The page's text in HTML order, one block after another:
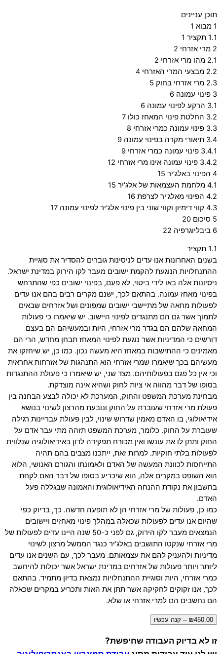
תוכן עניינים
1 מבוא 1
1.1 תקציר 1
2 מרי אזרחי 2
2.1 מהו מרי אזרחי 2
2.2 מבצעי המרי האזרחי 4
2.3 מרי אזרחי בחוק 5
3 פינוי עמונה 6
3.1 הרקע לפינוי עמונה 6
3.2 החלטת פינוי המאחז כולו 7
3.3 פינוי עמונה כמרי אזרחי 8
3.4 תיאורי מקרה בפינוי עמונה 9
3.4.1 פינוי עמונה כמרי אזרחי 9
3.4.2 פינוי עמונה אינו מרי אזרחי 12
4 הפינוי באלג'יר 15
4.1 מלחמת העצמאות של אלג'יר 15
4.2 הפינוי מאלג'יר לצרפת 16
4.3 קווי דימיון וקווי שוני בין פינוי אלג'יר לפינוי עמונה 17
5 סיכום 20
6 ביבליוגרפיה 22
1.1 תקציר
בשנים האחרונות אנו עדים לניסינות גוברים להסדיר את סוגיית
ההתנחלויות הנוגעת להקמת ישובים מעבר לקו הירוק במדינת ישראל.
ניסיונות אלה באו לידי ביטוי, לא פעם, בפינוי ישובים כפי שהתרחש
בפינוי מאחז עמונה. בהתאם לכך, ישנם מקרים רבים בהם אנו עדים
לפעולות מחאה של מתיישבי ישובים שמפונים ושל אזרחים שבאים
לתמוך אשר גם הם מתנגדים לפינוי היישוב. יש שיאמרו כי פעולות
המחאה שלהם הם בגדר מרי אזרחי, היות ובמעשיהם הם בעצם
דורשים כי המדיניות אשר נוגעת לפינוי המאחז תבחן מחדש, הרי הם
מאמינים כי ההתישבות במאחז היא מעשה נכון. כמו כן, יש שיחזקו את
מעשיהם בכך שיאמרו שמרי אזרחי הוא התנהגות של אזרחות אחראית
וכי אין כל פגם בפעולותיהם. מצד שני, יש שיאמרו כי פעולת ההתנגדות
בסופו של דבר מהווה אי ציות לחוק ושהיא אינה מוצדקת.
מבחינת מערכת המשפט והחוק, המערכת לא יכולה לבצע הבחנה בין
פעולת מרי אזרחי שעוברת על החוק ונובעת מהרצון לשינוי בנושא
אידיאולוגי, בו האדם מאמין שדרוש שינוי, לבין פעולת עבריינות רגילה
שעוברת על החוק. כלומר, מערכת המשפט תזהה מתי עבר אדם על
החוק ותתן לו את עונשו ואין מכורח תפקידה לדון באידיאולוגיה שנלווית
לפעולות בלתי חוקיות. למרות זאת, ייתכנו מצבים בהם תהיה
התייחסות לכוונת המעשה של האדם ולאמונתו והגורם האנושי, הלוא
הוא השופט במקרים אלה, הוא שיכריע בסופו של דבר האם לקחת
בחשבון את נקודת ההנחה האידיאולוגית והאמונה שבגללה פעל
האדם.
כמו כן, פעולות של מרי אזרחי הן לא תופעה חדשה. כך, בדיוק כפי
שהיום אנו עדים לפעולות שכאלה במהלך פינוי מאחזים ויישובים
הנמצאים מעבר לקו הירוק, גם לפני כ-50 שנה היינו עדים לפעולות של
מרי אזרחי שנקטו התושבים באלג'יר כנגד הממשל מרצון לשינוי
מדיניות ולהעניק להם את עצמאותם. מעבר לכך, עם השנים אנו עדים
ליותר ויותר פעולות של אזרחים במדינת ישראל אשר יכולות להיחשב
כמרי אזרחי, היות וסוגיית ההתנחלויות נמצאת בדיון מתמיד. בהתאם
לכך, אנו זקוקים לחקיקה אשר תתן את האות ותכריע במקרים שכאלה
הם נחשבים הם למרי אזרחי או שלא.
₪450.00 – קנה עכשיו
זו לא בדיוק העבודה שחיפשת?